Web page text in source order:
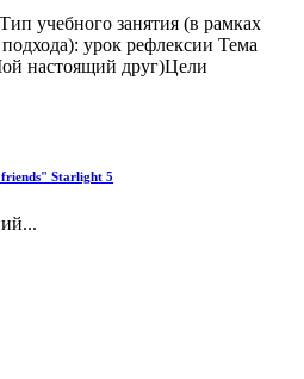
учебного занятия (в рамках
урок рефлексии Тема
настоящий друг)Цели
friends" Starlight 5